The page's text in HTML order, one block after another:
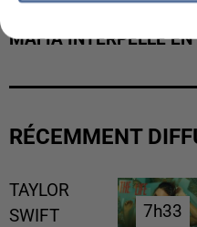
MAFIA INTERPELLÉ EN
RÉCEMMENT
TAYLOR
SWIFT
7h33
7h33